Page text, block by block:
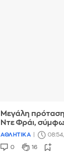
Μεγάλη
Ντε Φράι,
ΑΘΛΗΤΙΚΑ
0 16